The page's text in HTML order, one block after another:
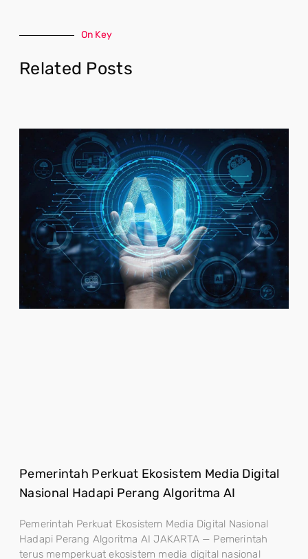
On Key
Related Posts
Pemerintah Perkuat Ekosistem Media Digital
Nasional Hadapi Perang Algoritma AI
Pemerintah Perkuat Ekosistem Media Digital Nasional
Hadapi Perang Algoritma AI JAKARTA — Pemerintah
terus memperkuat ekosistem media digital nasional